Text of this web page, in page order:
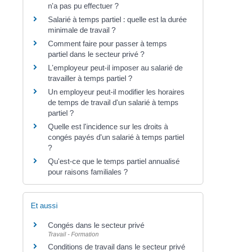
n'a pas pu effectuer ?
Salarié à temps partiel : quelle est la durée
minimale de travail ?
Comment faire pour passer à temps
partiel dans le secteur privé ?
L'employeur peut-il imposer au salarié de
travailler à temps partiel ?
Un employeur peut-il modifier les horaires
de temps de travail d'un salarié à temps
partiel ?
Quelle est l'incidence sur les droits à
congés payés d'un salarié à temps partiel
?
Qu'est-ce que le temps partiel annualisé
pour raisons familiales ?
Et aussi
Congés dans le secteur privé
Travail - Formation
Conditions de travail dans le secteur privé